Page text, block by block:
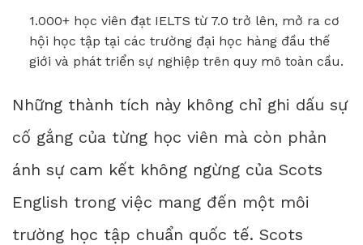
1.000+ học viên đạt IELTS từ 7.0 trở lên, mở ra cơ
hội học tập tại các trường đại học hàng đầu thế
giới và phát triển sự nghiệp trên quy mô toàn cầu.
Những thành tích này không chỉ ghi dấu sự
cố gắng của từng học viên mà còn phản
ánh sự cam kết không ngừng của Scots
English trong việc mang đến một môi
trường học tập chuẩn quốc tế. Scots